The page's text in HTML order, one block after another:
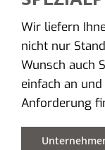
Wir liefern
nicht nur
Wunsch auch
einfach an
Anforderung